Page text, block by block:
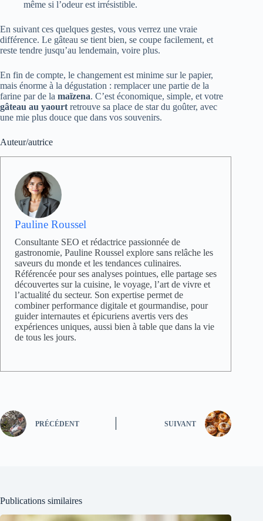
même si l’odeur est irrésistible.
En suivant ces quelques gestes, vous verrez une vraie
différence. Le gâteau se tient bien, se coupe facilement, et
reste tendre jusqu’au lendemain, voire plus.
En fin de compte, le changement est minime sur le papier,
mais énorme à la dégustation : remplacer une partie de la
farine par de la maïzena. C’est économique, simple, et votre
gâteau au yaourt retrouve sa place de star du goûter, avec
une mie plus douce que dans vos souvenirs.
Auteur/autrice
Pauline Roussel
Consultante SEO et rédactrice passionnée de
gastronomie, Pauline Roussel explore sans relâche les
saveurs du monde et les tendances culinaires.
Référencée pour ses analyses pointues, elle partage ses
découvertes sur la cuisine, le voyage, l’art de vivre et
l’actualité du secteur. Son expertise permet de
combiner performance digitale et gourmandise, pour
guider internautes et épicuriens avertis vers des
expériences uniques, aussi bien à table que dans la vie
de tous les jours.
PRÉCÉDENT SUIVANT
Publications similaires